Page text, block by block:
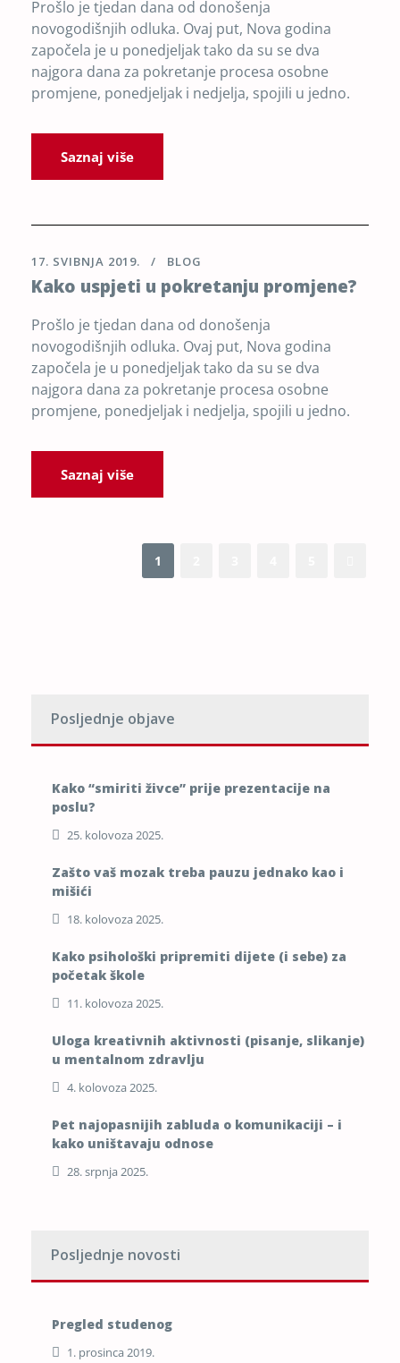
Prošlo je tjedan dana od donošenja
novogodišnjih odluka. Ovaj put, Nova godina
započela je u ponedjeljak tako da su se dva
najgora dana za pokretanje procesa osobne
promjene, ponedjeljak i nedjelja, spojili u jedno.
Saznaj više
17. SVIBNJA 2019. BLOG
Kako uspjeti u pokretanju promjene?
Prošlo je tjedan dana od donošenja
novogodišnjih odluka. Ovaj put, Nova godina
započela je u ponedjeljak tako da su se dva
najgora dana za pokretanje procesa osobne
promjene, ponedjeljak i nedjelja, spojili u jedno.
Saznaj više
1
Posljednje objave
Kako “smiriti živce” prije prezentacije na
poslu?
25. kolovoza 2025.
Zašto vaš mozak treba pauzu jednako kao i
mišići
18. kolovoza 2025.
Kako psihološki pripremiti dijete (i sebe) za
početak škole
11. kolovoza 2025.
Uloga kreativnih aktivnosti (pisanje, slikanje)
u mentalnom zdravlju
4. kolovoza 2025.
Pet najopasnijih zabluda o komunikaciji – i
kako uništavaju odnose
28. srpnja 2025.
Posljednje novosti
Pregled studenog
1. prosinca 2019.